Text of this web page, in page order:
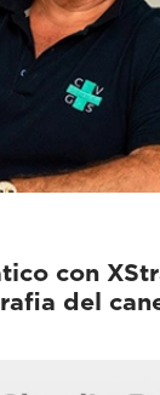
con
del